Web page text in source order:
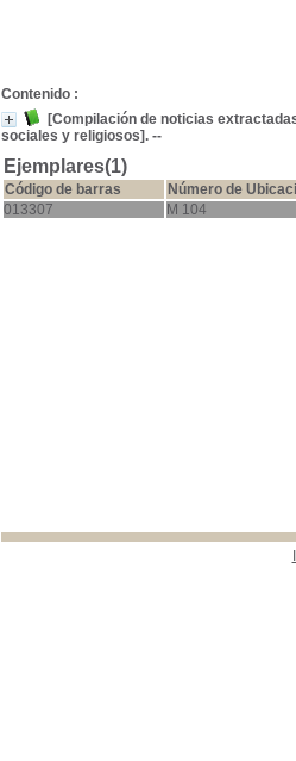
Contenido :
[Compilación de noticias
sociales y religiosos]. --
Ejemplares(1)
Código de barras
Número de
013307
M 104